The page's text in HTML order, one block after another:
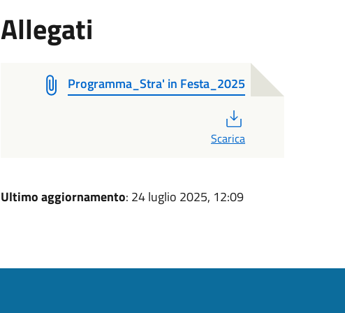
Allegati
Programma_Stra' in Festa_2025
Scarica
Ultimo aggiornamento: 24 luglio 2025, 12:09